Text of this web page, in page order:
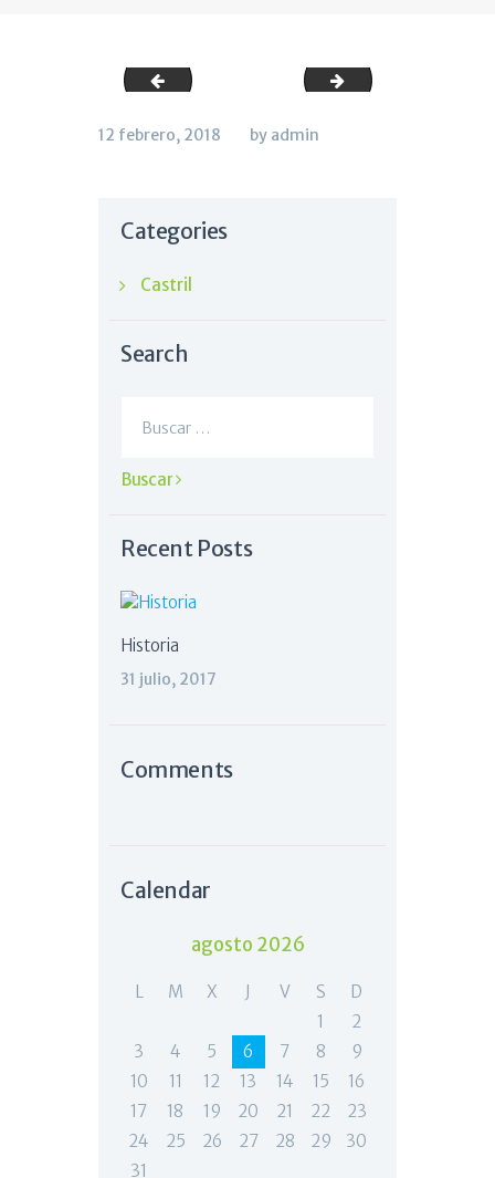
WhatsApp Image 2018-02-01 at 09.21.37
cochinillo
12 febrero, 2018 by admin
Categories
Castril
Search
Recent Posts
Historia
31 julio, 2017
Comments
Calendar
agosto 2026
L M X V S
D
1
2
3
4 5 6 7 8
9
10
11 12 13 14 15
16
17
18 19 20 21 22
23
24
25 26 27 28 29
30
31